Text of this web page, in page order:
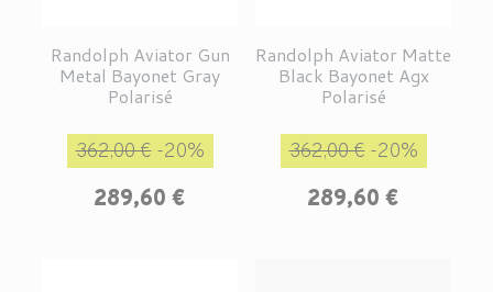
Randolph Aviator Gun
Metal Bayonet Gray
Polarisé
Prix de base
362,00 €-20%
289,60 €
Randolph Aviator Matte
Black Bayonet Agx
Polarisé
Prix de base
362,00 €-20%
289,60 €